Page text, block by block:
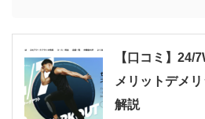
【口コミ】24/
メリットデメ
解説